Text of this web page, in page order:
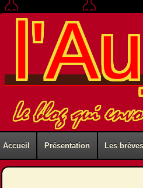
Le blog qui
Accueil Présentation Les brèves